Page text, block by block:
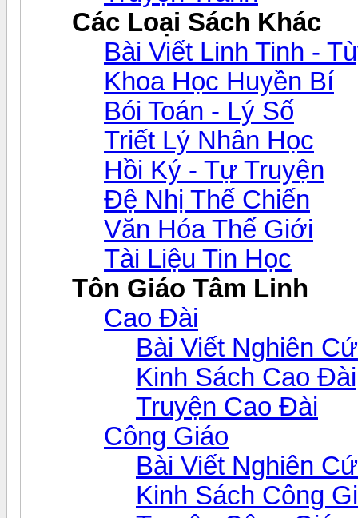
Các Loại Sách Khác
Bài Viết Linh Tinh -
Khoa Học Huyền Bí
Bói Toán - Lý Số
Triết Lý Nhân Học
Hồi Ký - Tự Truyện
Đệ Nhị Thế Chiến
Văn Hóa Thế Giới
Tài Liệu Tin Học
Tôn Giáo Tâm Linh
Cao Đài
Bài Viết Nghiên
Kinh Sách Cao Đài
Truyện Cao Đài
Công Giáo
Bài Viết Nghiên
Kinh Sách Công